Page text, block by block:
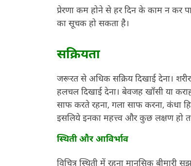
प्रेरणा कम होने से हर दिन के काम न कर
का सूचक हो सकता है।
सक्रियता
जरूरत से अधिक सक्रिय दिखाई देना।
हलचल दिखाई देना। बेवजह खॉंसी या
साफ करते रहना, गला साफ करना, कंधा
इसलिये इनका महत्त्व और कुछ लक्षण हो
स्थिती और आविर्भाव
विचित्र स्थिती में रहना मानसिक